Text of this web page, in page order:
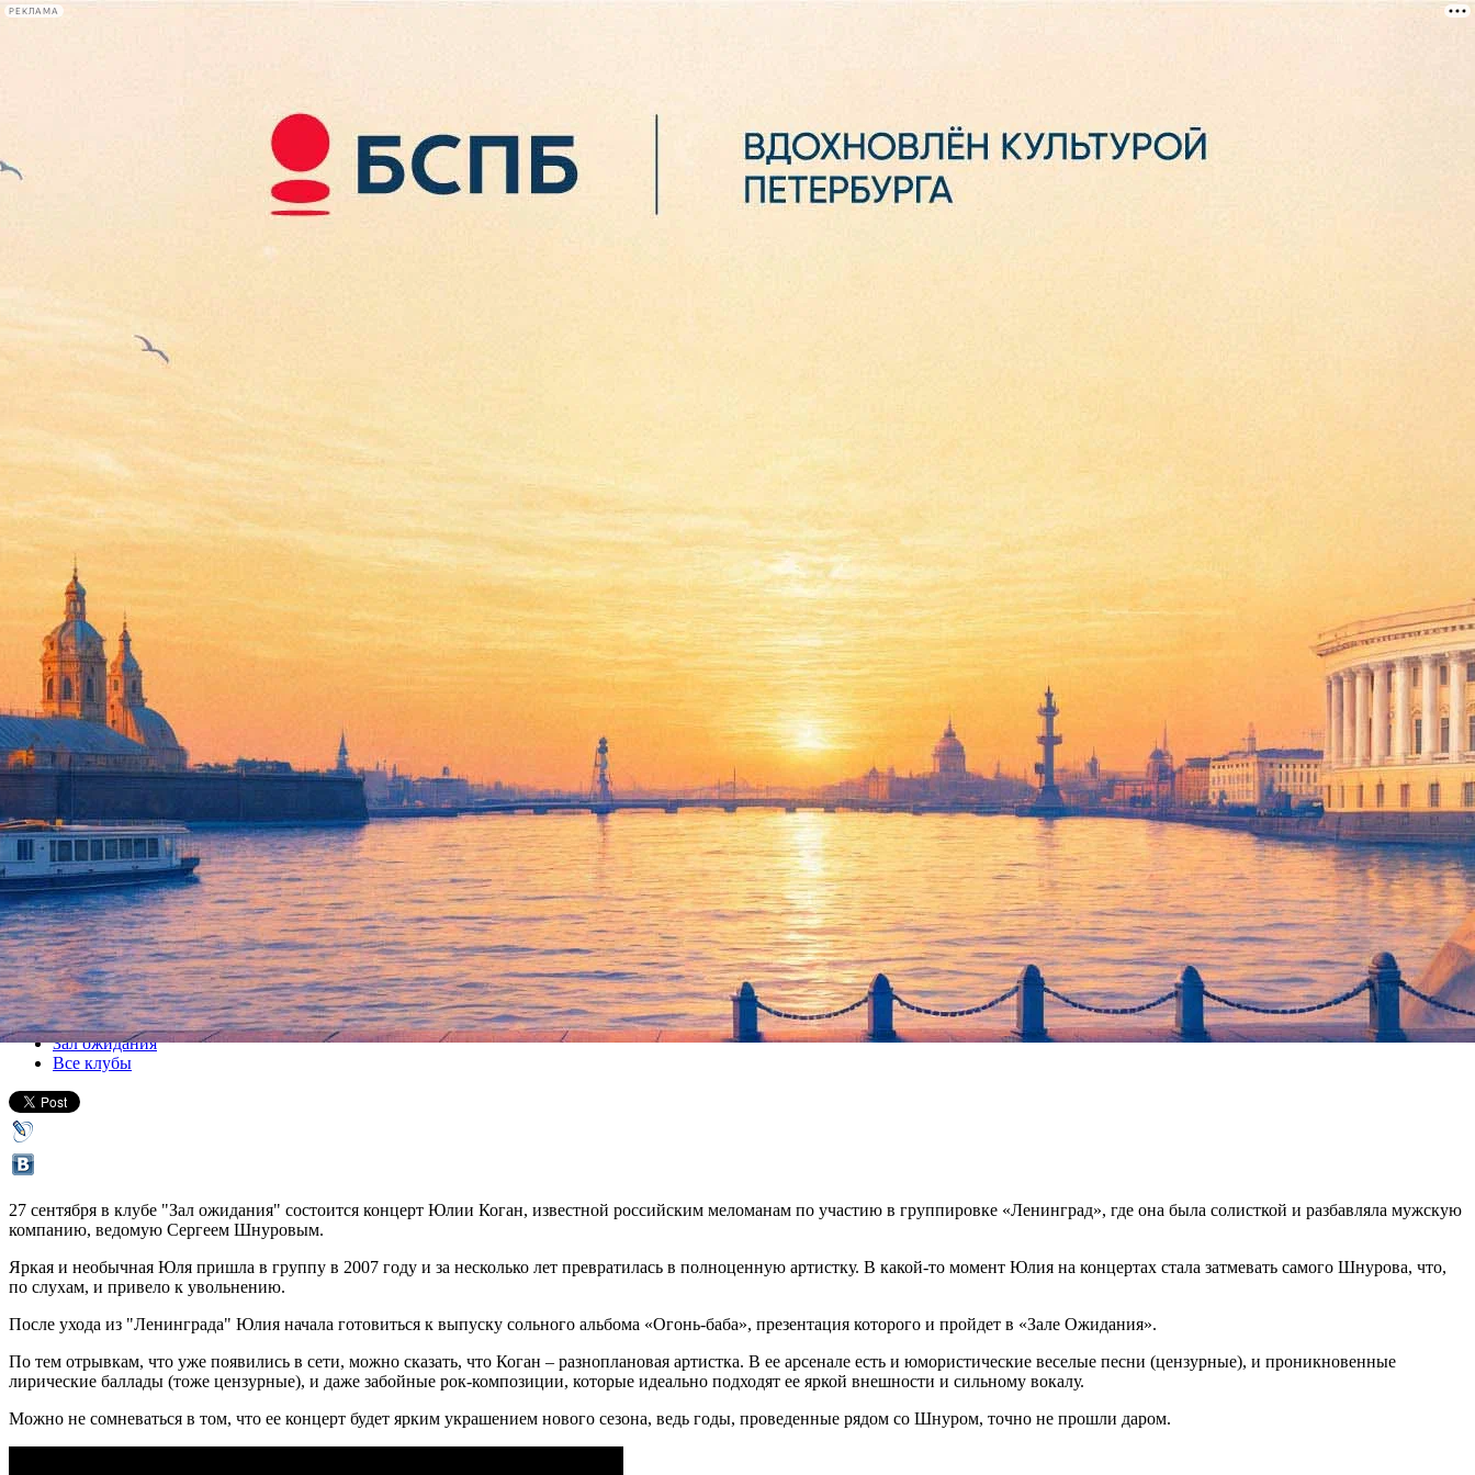
РЕКЛАМА
лекции
книги
«Огонь-баба»: бывшая солистка "Ленинграда" Юлия Коган представит сольный альбом
27 сентября 2015, воскресенье,20.00
Версия для печати
Все концерты
Зал ожидания
Все клубы
27 сентября в клубе "Зал ожидания" состоится концерт Юлии Коган, известной российским меломанам по участию в группировке «Ленинград», где она была солисткой и разбавляла мужскую
компанию, ведомую Сергеем Шнуровым.
Яркая и необычная Юля пришла в группу в 2007 году и за несколько лет превратилась в полноценную артистку. В какой-то момент Юлия на концертах стала затмевать самого Шнурова, что,
по слухам, и привело к увольнению.
После ухода из "Ленинграда" Юлия начала готовиться к выпуску сольного альбома «Огонь-баба», презентация которого и пройдет в «Зале Ожидания».
По тем отрывкам, что уже появились в сети, можно сказать, что Коган – разноплановая артистка. В ее арсенале есть и юмористические веселые песни (цензурные), и проникновенные
лирические баллады (тоже цензурные), и даже забойные рок-композиции, которые идеально подходят ее яркой внешности и сильному вокалу.
Можно не сомневаться в том, что ее концерт будет ярким украшением нового сезона, ведь годы, проведенные рядом со Шнуром, точно не прошли даром.